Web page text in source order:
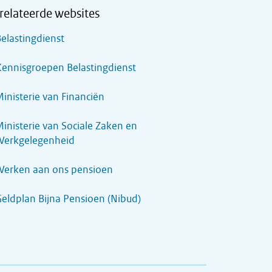
websites
Belastingdienst
van Financiën
van Sociale Zaken en
aan ons pensioen
Bijna Pensioen (Nibud)